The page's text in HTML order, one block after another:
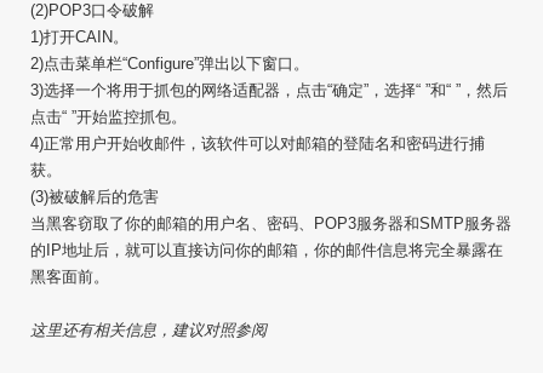
(2)POP3口令破解
1)打开CAIN。
2)点击菜单栏“Configure”弹出以下窗口。
3)选择一个将用于抓包的网络适配器，点击“确定”，选择“ ”和“ ”，然后
点击“ ”开始监控抓包。
4)正常用户开始收邮件，该软件可以对邮箱的登陆名和密码进行捕
获。
(3)被破解后的危害
当黑客窃取了你的邮箱的用户名、密码、POP3服务器和SMTP服务器
的IP地址后，就可以直接访问你的邮箱，你的邮件信息将完全暴露在
黑客面前。
这里还有相关信息，建议对照参阅